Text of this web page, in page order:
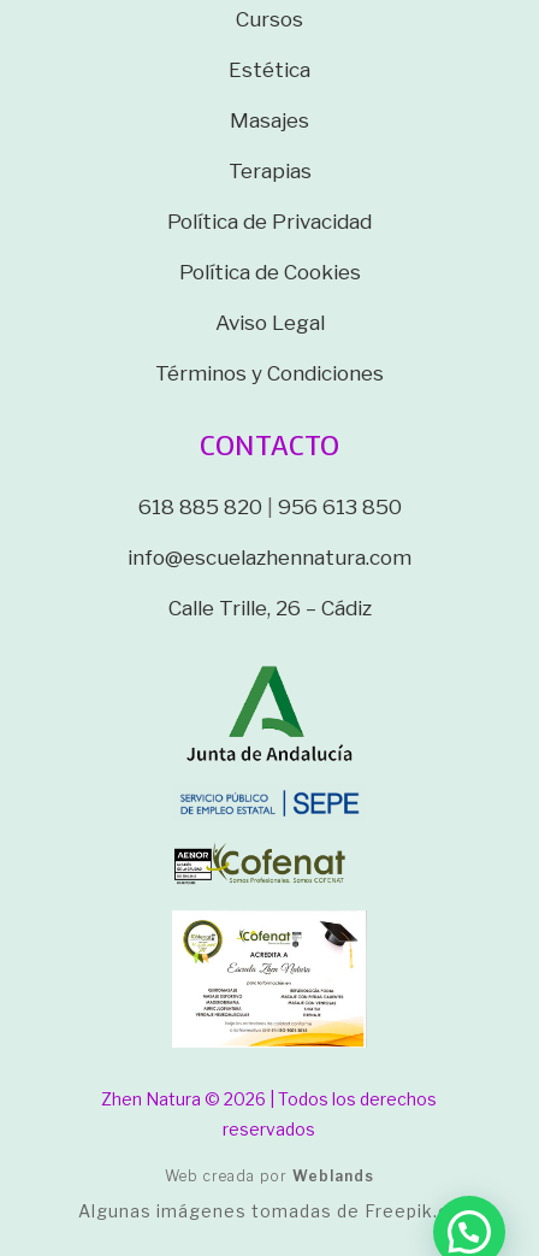
Cursos
Estética
Masajes
Terapias
Política de Privacidad
Política de Cookies
Aviso Legal
Términos y Condiciones
CONTACTO
618 885 820 956 613 850
info@escuelazhennatura.com
Calle Trille, 26 – Cádiz
Zhen Natura © 2026 | Todos los derechos
reservados
Web creada por Weblands
Algunas imágenes tomadas de Freepik.es